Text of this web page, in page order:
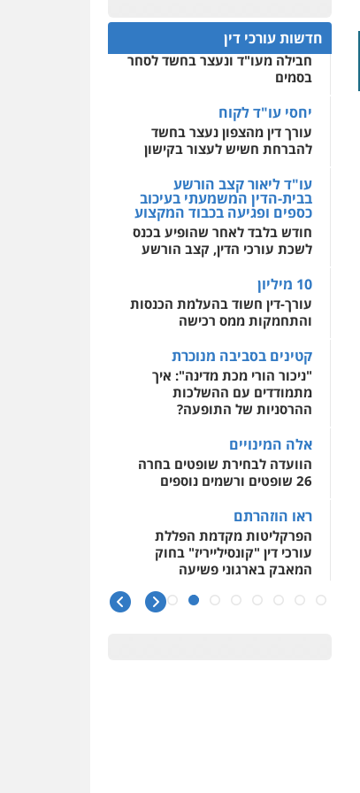
0522508109
אחסון אתרים
לעורכי דין
אסירים עבירות מין
שירותים מקצועיים לעורכי
דין
0544500346
חדשות עורכי דין
חפץ חשוד
עצור בתיק ניסיון רצח קיבל
חבילה מעו"ד ונעצר בחשד לסחר
בסמים
יחסי עו"ד לקוח
עורך דין מהצפון נעצר בחשד
להברחת חשיש לעצור בקישון
עו"ד ליאור קצב הורשע
בבית-הדין המשמעתי בעיכוב
כספים ופגיעה בכבוד המקצוע
חודש בלבד לאחר שהופיע בכנס
לשכת עורכי הדין, קצב הורשע
10 מיליון
עורך-דין חשוד בהעלמת הכנסות
והתחמקות ממס רכישה
קטינים בסביבה מנוכרת
"ניכור הורי מכת מדינה": איך
מתמודדים עם ההשלכות
ההרסניות של התופעה?
אלה המינויים
הוועדה לבחירת שופטים בחרה
26 שופטים ורשמים נוספים
ראו הוזהרתם
הפרקליטות מקדמת הפללת
עורכי דין "קונסילייריז" בחוק
המאבק בארגוני פשיעה
משרות אמון